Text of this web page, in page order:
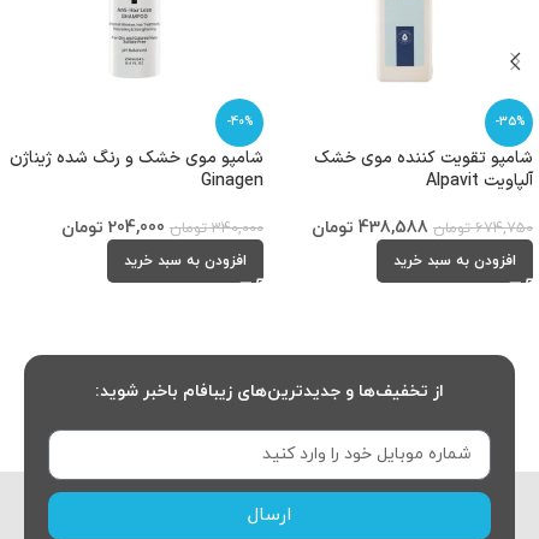
-35%
شامپو تقویت کننده موی خشک
آلپاویت Alpavit
674,750 تومان 438,588 تومان
افزودن به سبد خرید
-40%
شامپو موی خشک و رنگ شده ژیناژن
Ginagen
340,000 تومان 204,000 تومان
افزودن به سبد خرید
از تخفیف‌ها و جدیدترین‌های زیبافام باخبر شوید:
ارسال